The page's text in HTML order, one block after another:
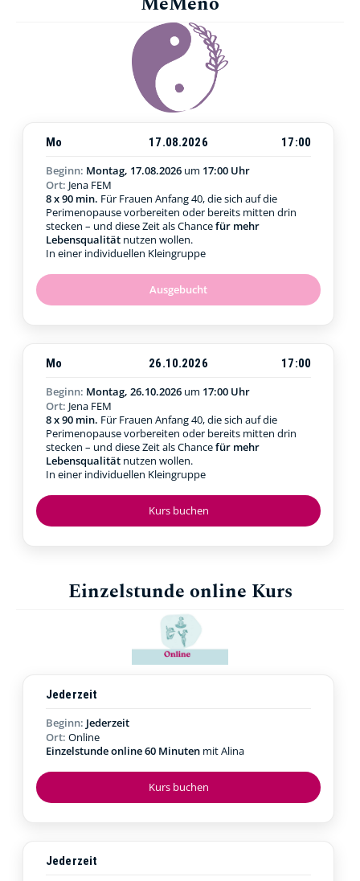
Ausgebucht
Mo 17.08.2026
17:00
Beginn: Montag, 17.08.2026 um 17:00 Uhr
Ort: Jena FEM
8 x 90 min. Für Frauen Anfang 40, die sich auf die
Perimenopause vorbereiten oder bereits mitten drin
stecken – und diese Zeit als Chancefür mehr
Lebensqualität nutzen wollen.
In einer individuellen Kleingruppe
Kurs buchen
Mo 26.10.2026
17:00
Beginn: Montag, 26.10.2026 um 17:00 Uhr
Ort: Jena FEM
8 x 90 min. Für Frauen Anfang 40, die sich auf die
Perimenopause vorbereiten oder bereits mitten drin
stecken – und diese Zeit als Chancefür mehr
Lebensqualität nutzen wollen.
In einer individuellen Kleingruppe
Einzelstunde online Kurs
Kurs buchen
Jederzeit
Beginn: Jederzeit
Ort: Online
Einzelstunde online 60 Minuten mit Alina
Jederzeit